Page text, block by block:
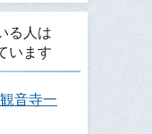
る人は
います
音寺一